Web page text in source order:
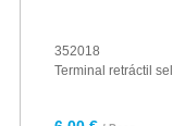
352018
Terminal retráctil